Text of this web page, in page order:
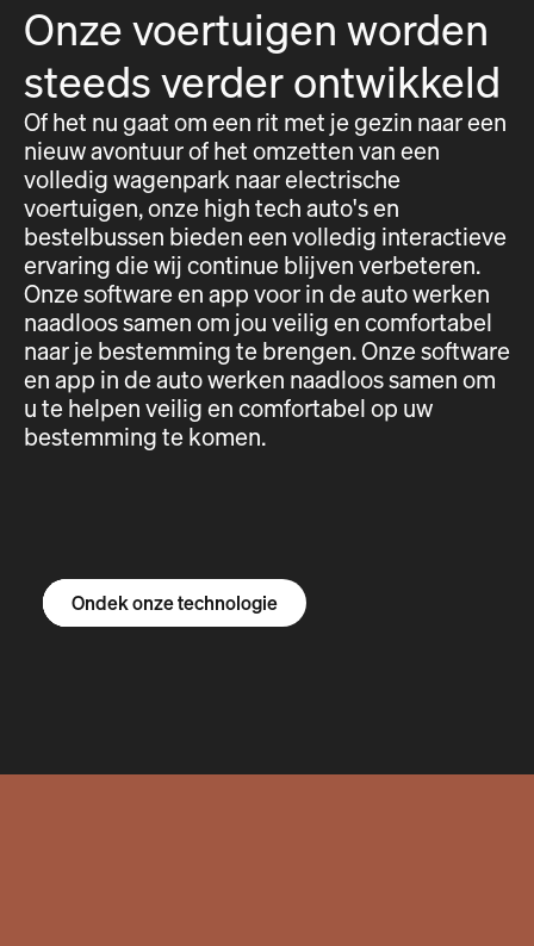
Onze voertuigen worden
steeds verder ontwikkeld
Of het nu gaat om een rit met je gezin naar een
nieuw avontuur of het omzetten van een
volledig wagenpark naar electrische
voertuigen, onze high tech auto's en
bestelbussen bieden een volledig interactieve
ervaring die wij continue blijven verbeteren.
Onze software en app voor in de auto werken
naadloos samen om jou veilig en comfortabel
naar je bestemming te brengen. Onze software
en app in de auto werken naadloos samen om
u te helpen veilig en comfortabel op uw
bestemming te komen.
Ontdek de R1S
Ontdek de R1T
Ontdek de bestelbus
Ondek onze technologie